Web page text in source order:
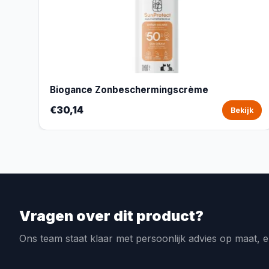
Biogance Zonbeschermingscrème
€30,14 Bekijk
Vragen over dit product?
Ons team staat klaar met persoonlijk advies op maat,